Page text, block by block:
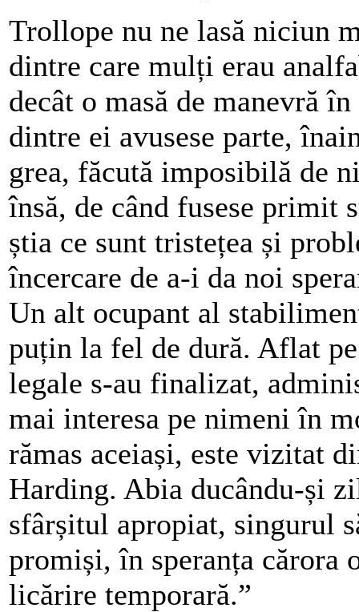
Trollope nu ne lasă niciun
dintre care mulți erau
decât o masă de manevră
dintre ei avusese parte,
grea, făcută imposibilă de
însă, de când fusese primit
știa ce sunt tristețea și
încercare de a-i da noi
Un alt ocupant al
puțin la fel de dură. Aflat
legale s-au finalizat,
mai interesa pe nimeni în
rămas aceiași, este vizitat
Harding. Abia ducându-și
sfârșitul apropiat, singurul
promiși, în speranța cărora
licărire temporară.”